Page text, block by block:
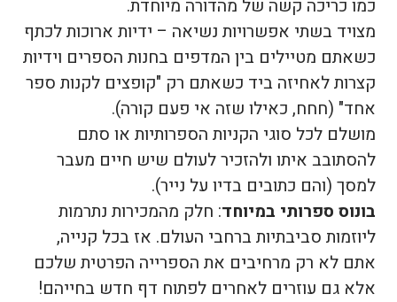
כמו כריכה קשה של מהדורה מיוחדת.
מצויד בשתי אפשרויות נשיאה – ידיות ארוכות לכתף
כשאתם מטיילים בין המדפים בחנות הספרים וידיות
קצרות לאחיזה ביד כשאתם רק "קופצים לקנות ספר
אחד" (חחח, כאילו שזה אי פעם קורה).
מושלם לכל סוגי הקניות הספרותיות או סתם
להסתובב איתו ולהזכיר לעולם שיש חיים מעבר
למסך (והם כתובים בדיו על נייר).
בונוס ספרותי במיוחד: חלק מהמכירות נתרמות
ליוזמות סביבתיות ברחבי העולם. אז בכל קנייה,
אתם לא רק מרחיבים את הספרייה הפרטית שלכם
אלא גם עוזרים לאחרים לפתוח דף חדש בחייהם!